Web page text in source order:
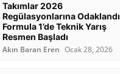
Takımlar 2026
Regülasyonlarına Odaklandı
Formula 1’de Teknik Yarış
Resmen Başladı
Akın Baran Eren Ocak 28, 2026